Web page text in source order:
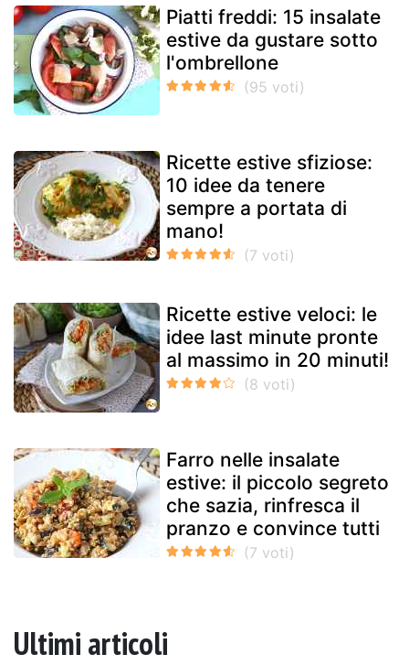
Piatti freddi: 15 insalate
estive da gustare sotto
l'ombrellone
Ricette estive sfiziose:
10 idee da tenere
sempre a portata di
mano!
Ricette estive veloci: le
idee last minute pronte
al massimo in 20 minuti!
Farro nelle insalate
estive: il piccolo segreto
che sazia, rinfresca il
pranzo e convince tutti
Ultimi articoli